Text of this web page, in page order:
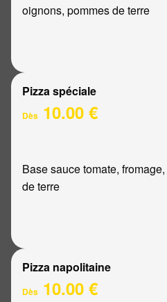
oignons, pommes de terre
Pizza spéciale
Dès 10.00 €
Base sauce tomate,
de terre
Pizza napolitaine
Dès 10.00 €